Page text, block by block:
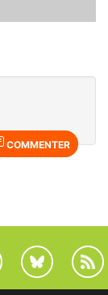
COMMENTER